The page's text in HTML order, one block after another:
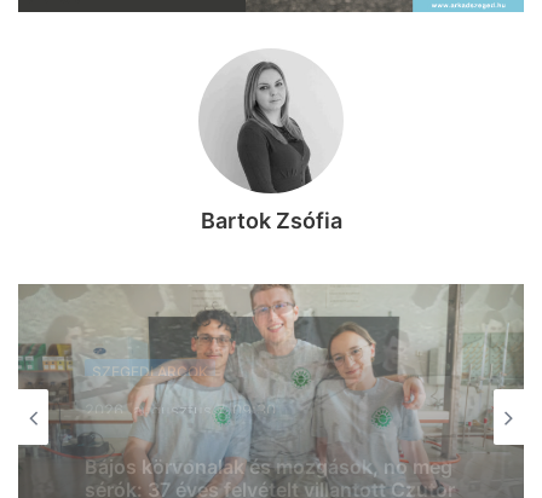
Bartok Zsófia
SZEGEDI ARCOK
2026, augusztus 7. 07:58
SZEGEDI ARCOK
2026, augusztus 6. 08:46
Eredetileg gyógyszerésznek készült,
most Szegeden segíti a betegek